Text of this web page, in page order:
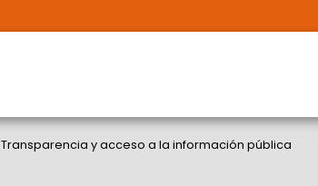
Transparencia y acceso a la información pública